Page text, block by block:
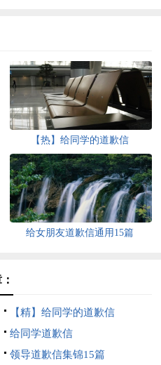
【热】给同学的道歉信
给女朋友道歉信通用15篇
【精】给同学的道歉信
给同学道歉信
领导道歉信集锦15篇